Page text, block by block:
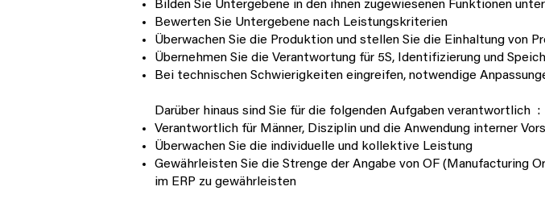
Bilden Sie Untergebene in den ihnen zugewiesenen Funktionen
Bewerten Sie Untergebene nach Leistungskriterien
Überwachen Sie die Produktion und stellen Sie die Einhaltung von
Übernehmen Sie die Verantwortung für 5S, Identifizierung und
Bei technischen Schwierigkeiten eingreifen, notwendige
Darüber hinaus sind Sie für die folgenden Aufgaben verantwortlich :
Verantwortlich für Männer, Disziplin und die Anwendung interner
Überwachen Sie die individuelle und kollektive Leistung
Gewährleisten Sie die Strenge der Angabe von OF (Manufacturing
im ERP zu gewährleisten